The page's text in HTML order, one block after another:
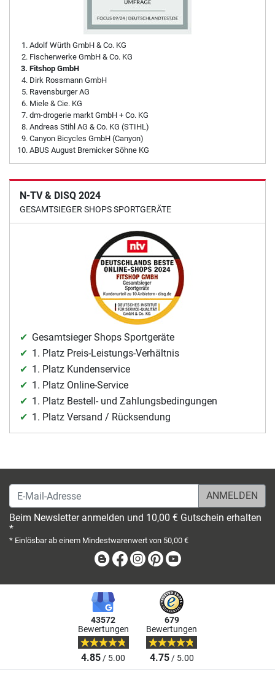
Adolf Würth GmbH & Co. KG
Fischerwerke GmbH & Co. KG
Fitshop GmbH
Dirk Rossmann GmbH
Ravensburger AG
Miele & Cie. KG
dm-drogerie markt GmbH + Co. KG
Andreas Stihl AG & Co. KG (STIHL)
Canyon Bicycles GmbH (Canyon)
ABUS August Bremicker Söhne KG
N-TV & DISQ 2024
GESAMTSIEGER SHOPS SPORTGERÄTE
Gesamtsieger Shops Sportgeräte
1. Platz Preis-Leistungs-Verhältnis
1. Platz Kundenservice
1. Platz Online-Service
1. Platz Bestell- und Zahlungsbedingungen
1. Platz Versand / Rücksendung
E-Mail-Adresse
Beim Newsletter anmelden und 10,00 € Gutschein erhalten
*
* Einlösbar ab einem Mindestwarenwert von 50,00 €
BlogFacebook
Instagram
Pinterest
43572
Bewertungen
4.85/ 5.00
679
Bewertungen
4.75/ 5.00